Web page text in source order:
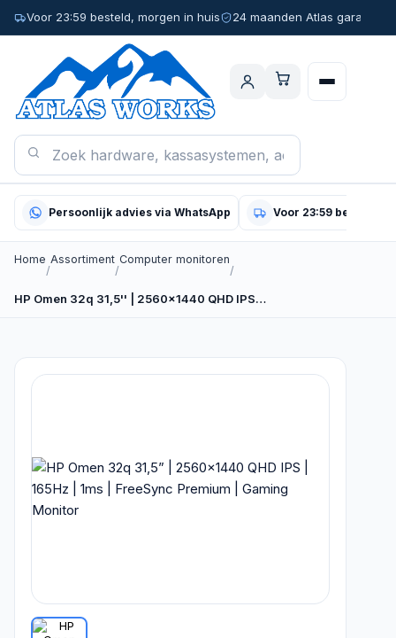
Voor 23:59 besteld, morgen in huis 24 maanden Atlas garantie
Persoonlijk advies via WhatsApp Voor 23:59 besteld,
Home
/
Assortiment
/
Computer monitoren
/
HP Omen 32q 31,5'' | 2560x1440 QHD IPS…